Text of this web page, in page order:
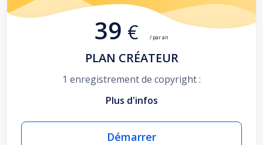
39 € / par an
PLAN CRÉATEUR
1 enregistrement de copyright :
Plus d'infos
Démarrer